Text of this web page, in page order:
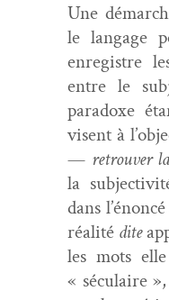
Une
le lan­gage
enreg­istre
entre le
para­doxe
visent à
— retrou­ver
la
dans
réal­ité dite
les mots elle
« sécu­laire